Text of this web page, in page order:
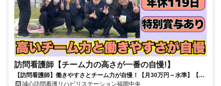
訪問看護師【チーム力の高さが一番の自慢!】
【訪問看護師】働きやすさとチーム力が自慢！【月30万円～水準】【頑
張るほど給与アップ】【人間関係◎】【時間有給可能】
誠心訪問看護リハビリステーション福岡中央